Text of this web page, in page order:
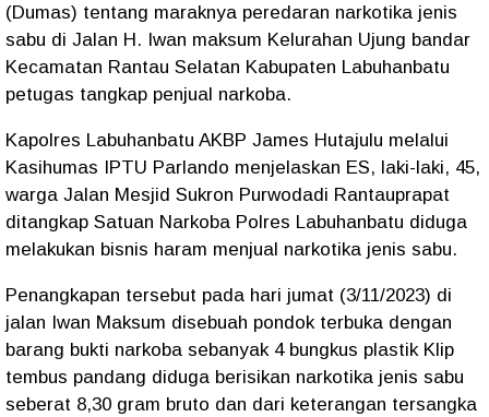
(Dumas) tentang maraknya peredaran narkotika jenis
sabu di Jalan H. Iwan maksum Kelurahan Ujung bandar
Kecamatan Rantau Selatan Kabupaten Labuhanbatu
petugas tangkap penjual narkoba.
Kapolres Labuhanbatu AKBP James Hutajulu melalui
Kasihumas IPTU Parlando menjelaskan ES, laki-laki, 45,
warga Jalan Mesjid Sukron Purwodadi Rantauprapat
ditangkap Satuan Narkoba Polres Labuhanbatu diduga
melakukan bisnis haram menjual narkotika jenis sabu.
Penangkapan tersebut pada hari jumat (3/11/2023) di
jalan Iwan Maksum disebuah pondok terbuka dengan
barang bukti narkoba sebanyak 4 bungkus plastik Klip
tembus pandang diduga berisikan narkotika jenis sabu
seberat 8,30 gram bruto dan dari keterangan tersangka